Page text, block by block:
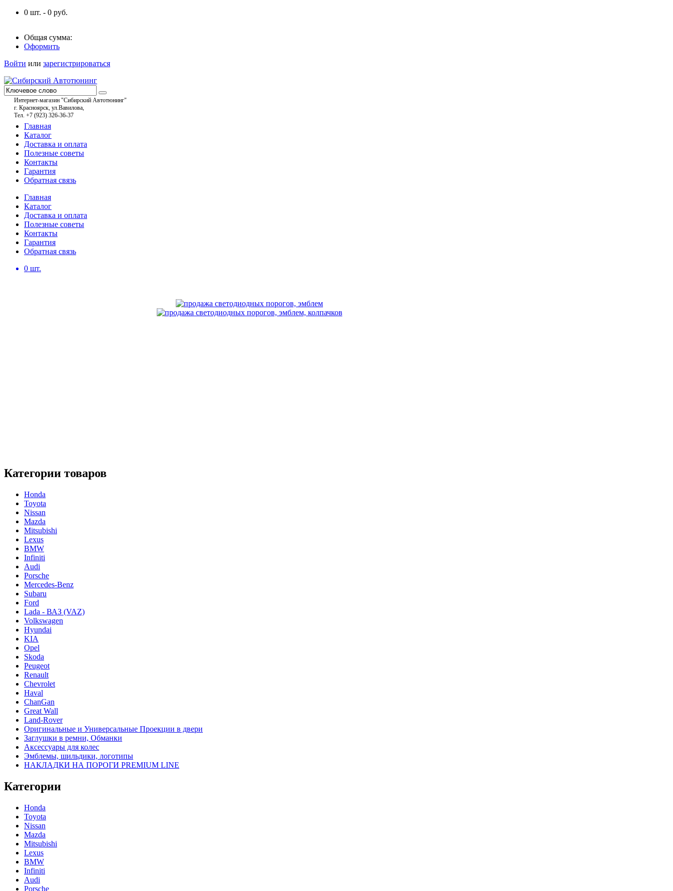
0 шт. - 0 руб.
Общая сумма:
Оформить
Войти или зарегистрироваться
Интернет-магазин "Сибирский Автотюнинг"
г. Красноярск, ул.Вавилова,
Тел. +7 (923) 326-36-37
Главная
Каталог
Доставка и оплата
Полезные советы
Контакты
Гарантия
Обратная связь
Главная
Каталог
Доставка и оплата
Полезные советы
Контакты
Гарантия
Обратная связь
0 шт.
Категории товаров
Honda
Toyota
Nissan
Mazda
Mitsubishi
Lexus
BMW
Infiniti
Audi
Porsche
Mercedes-Benz
Subaru
Ford
Lada - ВАЗ (VAZ)
Volkswagen
Hyundai
KIA
Opel
Skoda
Peugeot
Renault
Chevrolet
Haval
ChanGan
Great Wall
Land-Rover
Оригинальные и Универсальные Проекции в двери
Заглушки в ремни, Обманки
Аксессуары для колес
Эмблемы, шильдики, логотипы
НАКЛАДКИ НА ПОРОГИ PREMIUM LINE
Категории
Honda
Toyota
Nissan
Mazda
Mitsubishi
Lexus
BMW
Infiniti
Audi
Porsche